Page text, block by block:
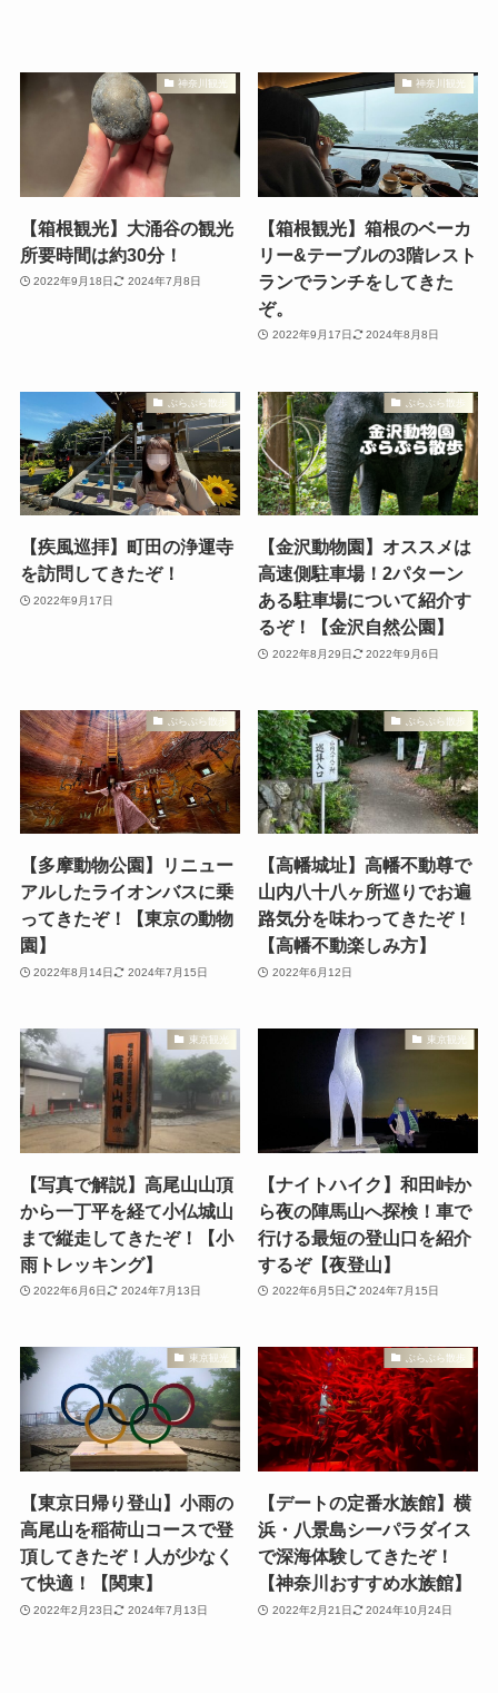
神奈川観光
【箱根観光】大涌谷の観光
所要時間は約30分！
2022年9月18日 2024年7月8日
神奈川観光
【箱根観光】箱根のベーカ
リー&テーブルの3階レスト
ランでランチをしてきた
ぞ。
2022年9月17日 2024年8月8日
ぶらぶら散歩
【疾風巡拝】町田の浄運寺
を訪問してきたぞ！
2022年9月17日
ぶらぶら散歩
【金沢動物園】オススメは
高速側駐車場！2パターン
ある駐車場について紹介す
るぞ！【金沢自然公園】
2022年8月29日 2022年9月6日
ぶらぶら散歩
【多摩動物公園】リニュー
アルしたライオンバスに乗
ってきたぞ！【東京の動物
園】
2022年8月14日 2024年7月15日
ぶらぶら散歩
【高幡城址】高幡不動尊で
山内八十八ヶ所巡りでお遍
路気分を味わってきたぞ！
【高幡不動楽しみ方】
2022年6月12日
東京観光
【写真で解説】高尾山山頂
から一丁平を経て小仏城山
まで縦走してきたぞ！【小
雨トレッキング】
2022年6月6日 2024年7月13日
東京観光
【ナイトハイク】和田峠か
ら夜の陣馬山へ探検！車で
行ける最短の登山口を紹介
するぞ【夜登山】
2022年6月5日 2024年7月15日
東京観光
【東京日帰り登山】小雨の
高尾山を稲荷山コースで登
頂してきたぞ！人が少なく
て快適！【関東】
2022年2月23日 2024年7月13日
ぶらぶら散歩
【デートの定番水族館】横
浜・八景島シーパラダイス
で深海体験してきたぞ！
【神奈川おすすめ水族館】
2022年2月21日 2024年10月24日